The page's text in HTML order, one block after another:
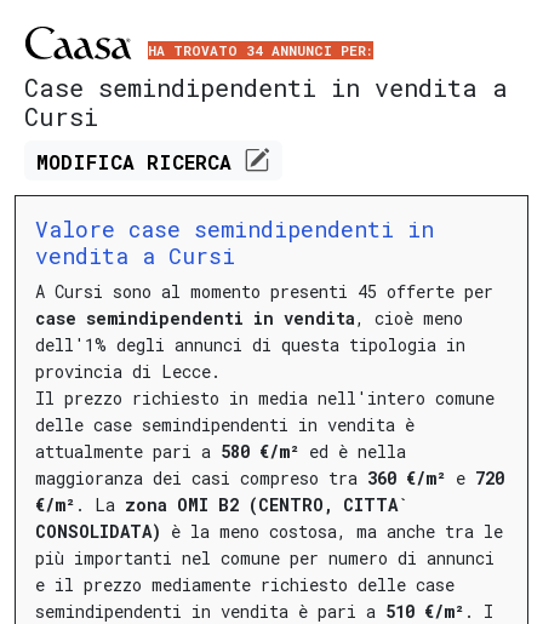
HA TROVATO 34 ANNUNCI PER:
Case semindipendenti in vendita a
Cursi
MODIFICA RICERCA
Valore case semindipendenti in
vendita a Cursi
A Cursi sono al momento presenti 45 offerte per
case semindipendenti in vendita, cioè meno
dell'1% degli annunci di questa tipologia in
provincia di Lecce.
Il prezzo richiesto in media nell'intero comune
delle case semindipendenti in vendita è
attualmente pari a 580 €/m² ed è nella
maggioranza dei casi compreso tra 360 €/m² e 720
€/m² . La zona OMI B2 (CENTRO, CITTA`
CONSOLIDATA) è la meno costosa, ma anche tra le
più importanti nel comune per numero di annunci
e il prezzo mediamente richiesto delle case
semindipendenti in vendita è pari a 510 €/m² . I